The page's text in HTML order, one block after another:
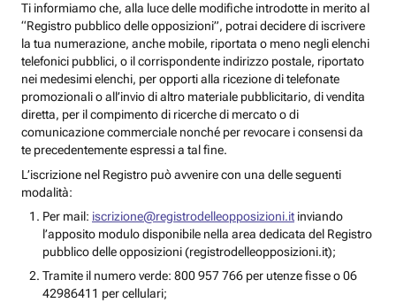
Ti informiamo che, alla luce delle modifiche introdotte in merito al
“Registro pubblico delle opposizioni”, potrai decidere di iscrivere
la tua numerazione, anche mobile, riportata o meno negli elenchi
telefonici pubblici, o il corrispondente indirizzo postale, riportato
nei medesimi elenchi, per opporti alla ricezione di telefonate
promozionali o all’invio di altro materiale pubblicitario, di vendita
diretta, per il compimento di ricerche di mercato o di
comunicazione commerciale nonché per revocare i consensi da
te precedentemente espressi a tal fine.
L’iscrizione nel Registro può avvenire con una delle seguenti
modalità:
Per mail: iscrizione@registrodelleopposizioni.it inviando
l’apposito modulo disponibile nella area dedicata del Registro
pubblico delle opposizioni (registrodelleopposizioni.it);
Tramite il numero verde: 800 957 766 per utenze fisse o 06
42986411 per cellulari;